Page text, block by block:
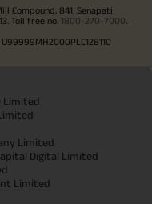
Compound, 841, Senapati
Toll free no. 1800-270-7000
U99999MH2000PLC128110
Limited
Limited
Digital Limited
Limited